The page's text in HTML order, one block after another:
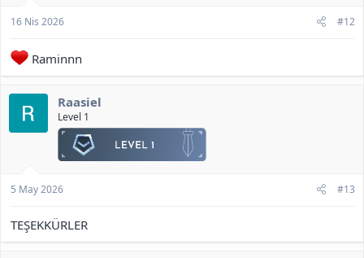
16 Nis 2026 #12
Raminnn
Raasiel
Level 1
5 May 2026 #13
TEŞEKKÜRLER